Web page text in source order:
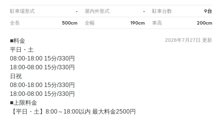
駐車場形式 - 屋内外形式 - 駐車台数 9台
全長 500cm 全幅 190cm 車高 200cm
2026年7月27日 更新
■料金
平日・土
08:00-18:00 15分/330円
18:00-08:00 15分/330円
日祝
08:00-18:00 15分/330円
18:00-08:00 15分/330円
■上限料金
【平日・土】8:00～18:00以内 最大料金2500円